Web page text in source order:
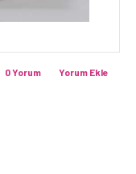
Yorum Ekle
0 Yorum